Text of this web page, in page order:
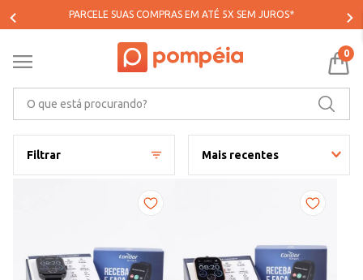
PARCELE SUAS COMPRAS EM ATÉ 5X SEM JUROS*
0
Filtrar Mais recentes